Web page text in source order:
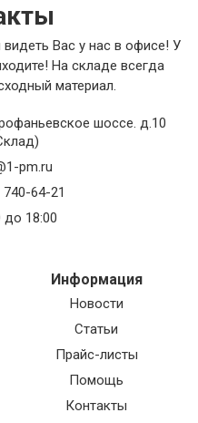
и качественные
то эти точно стоят
рекомендую!
Вас у нас в офисе! У
На складе всегда
материал.
шоссе. д.10
pm.ru
64-21
до 18:00
Информация
Новости
Статьи
Прайс-листы
Помощь
Контакты